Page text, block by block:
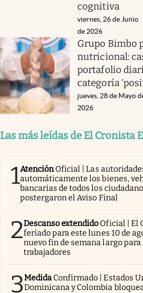
cognitiva
viernes, 26 de Junio
de 2026
Grupo Bimbo
nutricional:
portafolio
categoría
jueves, 28 de Mayo
2026
Las más leídas de El Cronista
1AtenciónOficial | Las
automáticamente los bienes,
bancarias de todos los
postergaron el Aviso Final
2Descanso extendido Oficial | El
feriado para este lunes 10 de
nuevo fin de semana largo
trabajadores
3Medida Confirmado | Estados
Dominicana y Colombia